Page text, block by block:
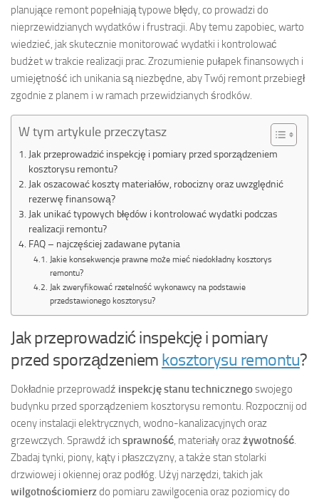
planujące remont popełniają typowe błędy, co prowadzi do
nieprzewidzianych wydatków i frustracji. Aby temu zapobiec, warto
wiedzieć, jak skutecznie monitorować wydatki i kontrolować
budżet w trakcie realizacji prac. Zrozumienie pułapek finansowych i
umiejętność ich unikania są niezbędne, aby Twój remont przebiegł
zgodnie z planem i w ramach przewidzianych środków.
W tym artykule przeczytasz
Jak przeprowadzić inspekcję i pomiary przed sporządzeniem
kosztorysu remontu?
Jak oszacować koszty materiałów, robocizny oraz uwzględnić
rezerwę finansową?
Jak unikać typowych błędów i kontrolować wydatki podczas
realizacji remontu?
FAQ – najczęściej zadawane pytania
Jakie konsekwencje prawne może mieć niedokładny kosztorys
remontu?
Jak zweryfikować rzetelność wykonawcy na podstawie
przedstawionego kosztorysu?
Jak przeprowadzić inspekcję i pomiary
przed sporządzeniem kosztorysu remontu?
Dokładnie przeprowadź inspekcję stanu technicznegoswojego
budynku przed sporządzeniem kosztorysu remontu. Rozpocznij od
oceny instalacji elektrycznych, wodno-kanalizacyjnych oraz
grzewczych. Sprawdź ich sprawność , materiały orazżywotność
Zbadaj tynki, piony, kąty i płaszczyzny, a także stan stolarki
drzwiowej i okiennej oraz podłóg. Użyj narzędzi, takich jak
wilgotnościomierzdo pomiaru zawilgocenia oraz poziomicy do